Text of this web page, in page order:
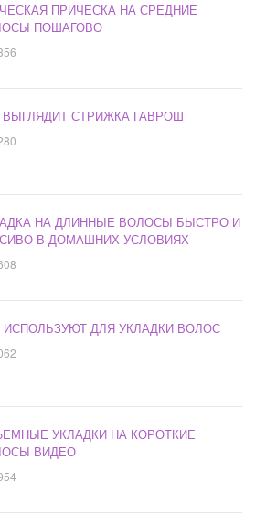
ПРИЧЕСКА НА СРЕДНИЕ
ПОШАГОВО
ВЫГЛЯДИТ СТРИЖКА ГАВРОШ
НА ДЛИННЫЕ ВОЛОСЫ БЫСТРО И
В ДОМАШНИХ УСЛОВИЯХ
ИСПОЛЬЗУЮТ ДЛЯ УКЛАДКИ ВОЛОС
УКЛАДКИ НА КОРОТКИЕ
ВИДЕО